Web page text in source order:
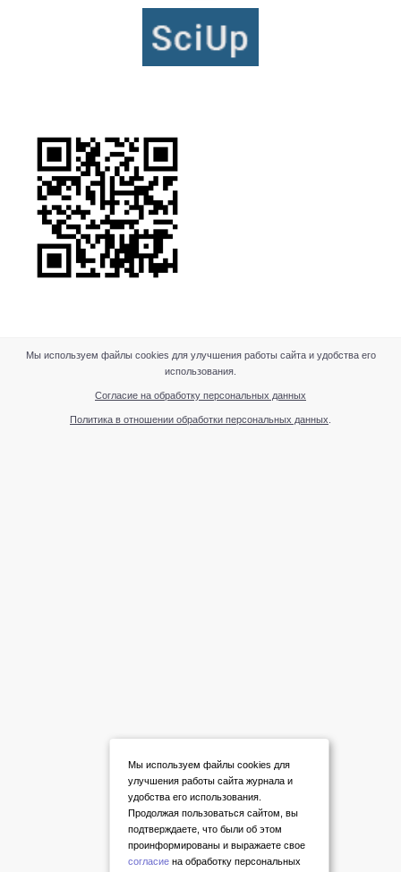
Мы используем файлы cookies для
улучшения работы сайта журнала и
удобства его использования.
Продолжая пользоваться сайтом, вы
подтверждаете, что были об этом
проинформированы и выражаете свое
согласиена обработку персональных
Мы используем файлы cookies для улучшения работы сайта и удобства его
использования.
Согласие на обработку персональных данных
Политика в отношении обработки персональных данных